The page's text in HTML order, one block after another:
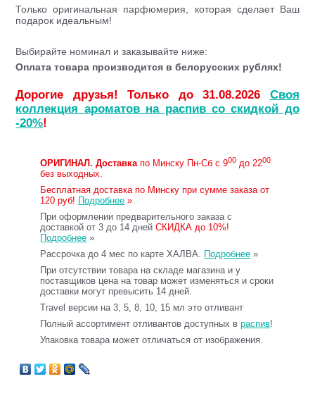
Только оригинальная парфюмерия, которая сделает Ваш
подарок идеальным!
Выбирайте номинал и заказывайте ниже:
Оплата товара производится в белорусских рублях!
Дорогие друзья! Только до 31.08.2026 Своя
коллекция ароматов на распив со скидкой до
-20%!
ОРИГИНАЛ. Доставкапо Минску Пн-Сб с 900 до 2200
без выходных.
Бесплатная доставка по Минску при сумме заказа от
120 руб! Подробнее »
При оформлении предварительного заказа с
доставкой от 3 до 14 днейСКИДКА до 10%!
Подробнее »
Рассрочка до 4 мес по карте ХАЛВА. Подробнее »
При отсутствии товара на складе магазина и у
поставщиков цена на товар может изменяться и сроки
доставки могут превысить 14 дней.
Travel версии на 3, 5, 8, 10, 15 мл это отливант
Полный ассортимент отливантов доступных враспив!
Упаковка товара может отличаться от изображения.